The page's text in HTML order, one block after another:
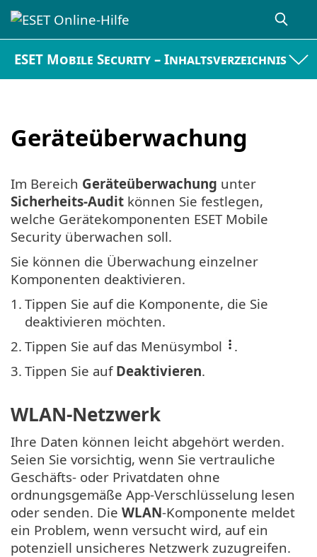
ESET Mobile Security – Inhaltsverzeichnis
Geräteüberwachung
Im Bereich Geräteüberwachung unter
Sicherheits-Audit können Sie festlegen,
welche Gerätekomponenten ESET Mobile
Security überwachen soll.
Sie können die Überwachung einzelner
Komponenten deaktivieren.
1. Tippen Sie auf die Komponente, die Sie
deaktivieren möchten.
2. Tippen Sie auf das Menüsymbol
.
3. Tippen Sie auf Deaktivieren.
WLAN-Netzwerk
Ihre Daten können leicht abgehört werden.
Seien Sie vorsichtig, wenn Sie vertrauliche
Geschäfts- oder Privatdaten ohne
ordnungsgemäße App-Verschlüsselung lesen
oder senden. Die WLAN-Komponente meldet
ein Problem, wenn versucht wird, auf ein
potenziell unsicheres Netzwerk zuzugreifen.